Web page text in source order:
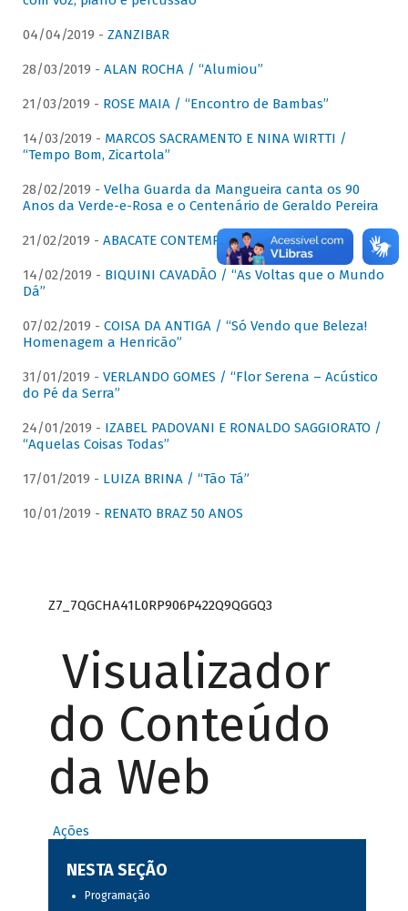
04/04/2019 - ZANZIBAR
28/03/2019 - ALAN ROCHA / “Alumiou”
21/03/2019 - ROSE MAIA / “Encontro de Bambas”
14/03/2019 - MARCOS SACRAMENTO E NINA WIRTTI /
“Tempo Bom, Zicartola”
28/02/2019 - Velha Guarda da Mangueira canta os 90
Anos da Verde-e-Rosa e o Centenário de Geraldo Pereira
21/02/2019 - ABACATE CONTEMPORÂNEO
14/02/2019 - BIQUINI CAVADÃO / “As Voltas que o Mundo
Dá”
07/02/2019 - COISA DA ANTIGA / “Só Vendo que Beleza!
Homenagem a Henricão”
31/01/2019 - VERLANDO GOMES / “Flor Serena – Acústico
do Pé da Serra”
24/01/2019 - IZABEL PADOVANI E RONALDO SAGGIORATO /
“Aquelas Coisas Todas”
17/01/2019 - LUIZA BRINA / “Tão Tá”
10/01/2019 - RENATO BRAZ 50 ANOS
Z7_7QGCHA41L0RP906P422Q9QGGQ3
Visualizador
do Conteúdo
da Web
Ações
NESTA SEÇÃO
Programação